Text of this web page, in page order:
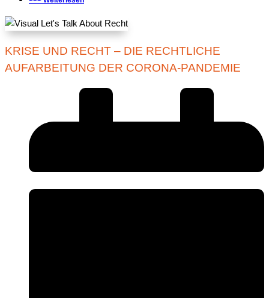
KRISE UND RECHT – DIE RECHTLICHE
AUFARBEITUNG DER CORONA-PANDEMIE